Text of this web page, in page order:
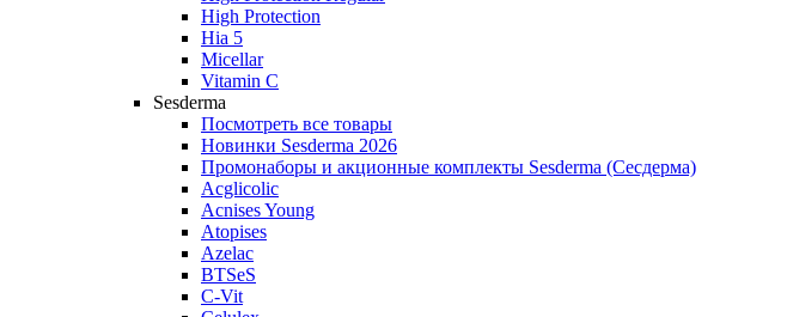
High Protection
Hia 5
Micellar
Vitamin C
Sesderma
Посмотреть все товары
Новинки Sesderma 2026
Промонаборы и акционные комплекты Sesderma (Сесдерма)
Acglicolic
Acnises Young
Atopises
Azelac
BTSeS
C‑Vit